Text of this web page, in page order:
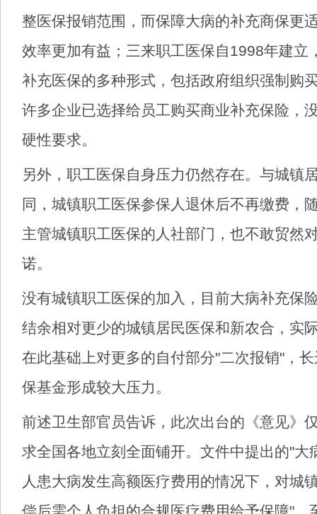
整医保报销范围，而保障大病的补充商保更
效率更加有益；三来职工医保自1998年建立
补充医保的多种形式，包括政府组织强制购
许多企业已选择给员工购买商业补充保险，
硬性要求。
另外，职工医保自身压力仍然存在。与城镇
同，城镇职工医保参保人退休后不再缴费，
主管城镇职工医保的人社部门，也不敢贸然
诺。
没有城镇职工医保的加入，目前大病补充保
结余相对更少的城镇居民医保和新农合，实
在此基础上对更多的自付部分"二次报销"，
保基金形成较大压力。
前述卫生部官员告诉，此次出台的《意见》
求全国各地立刻全面铺开。文件中提出的"大
人患大病发生高额医疗费用的情况下，对城